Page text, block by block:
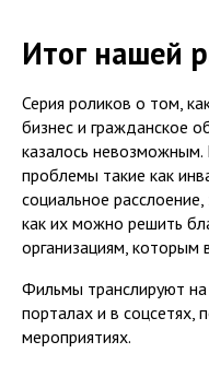
Итог нашей
Серия роликов о том,
бизнес и гражданское
казалось
проблемы такие как
социальное
как их можно решить
организациям,
Фильмы транслируют
порталах и в соцсетях,
мероприятиях.